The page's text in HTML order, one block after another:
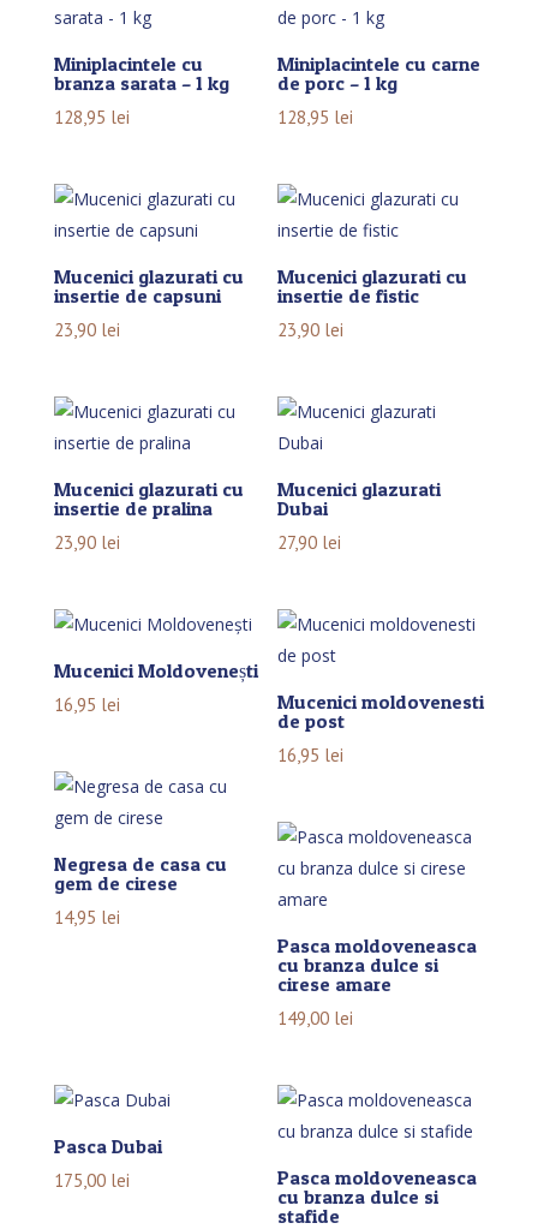
Miniplacintele cu
branza sarata – 1 kg
128,95 lei
Miniplacintele cu carne
de porc – 1 kg
128,95 lei
Mucenici glazurati cu
insertie de capsuni
23,90 lei
Mucenici glazurati cu
insertie de fistic
23,90 lei
Mucenici glazurati cu
insertie de pralina
23,90 lei
Mucenici glazurati
Dubai
27,90 lei
Mucenici Moldovenești
16,95 lei
Mucenici moldovenesti
de post
16,95 lei
Negresa de casa cu
gem de cirese
14,95 lei
Pasca moldoveneasca
cu branza dulce si
cirese amare
149,00 lei
Pasca Dubai
175,00 lei
Pasca moldoveneasca
cu branza dulce si
stafide